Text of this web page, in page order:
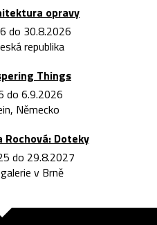
opravy
do 30.8.2026
republika
Things
do 6.9.2026
Německo
Rochová: Doteky
do 29.8.2027
v Brně